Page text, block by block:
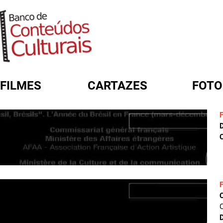
FILMES CARTAZES
FORMULÁRIO DE BUSCA